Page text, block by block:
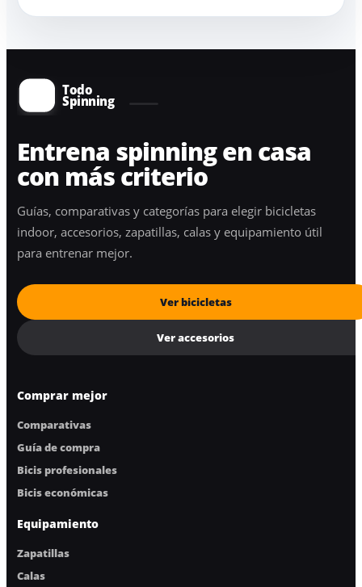
Entrena spinning en casa
con más criterio
Guías, comparativas y categorías para elegir bicicletas
indoor, accesorios, zapatillas, calas y equipamiento útil
para entrenar mejor.
Ver bicicletas
Ver accesorios
Comprar mejor
Comparativas
Guía de compra
Bicis profesionales
Bicis económicas
Equipamiento
Zapatillas
Calas